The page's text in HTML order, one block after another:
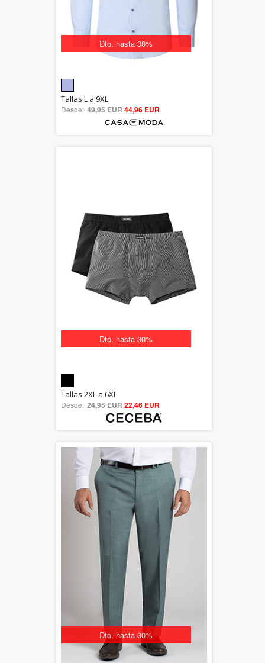
Dto. hasta 30%
out of 5
Tallas L a 9XL
Desde: 49,95 EUR44,96 EUR
Dto. hasta 30%
5.00
out of 5
Tallas 2XL a 6XL
Desde: 24,95 EUR22,46 EUR
Dto. hasta 30%